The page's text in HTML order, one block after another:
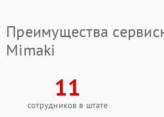
Преимущества
Mimaki
11
сотрудников в штате